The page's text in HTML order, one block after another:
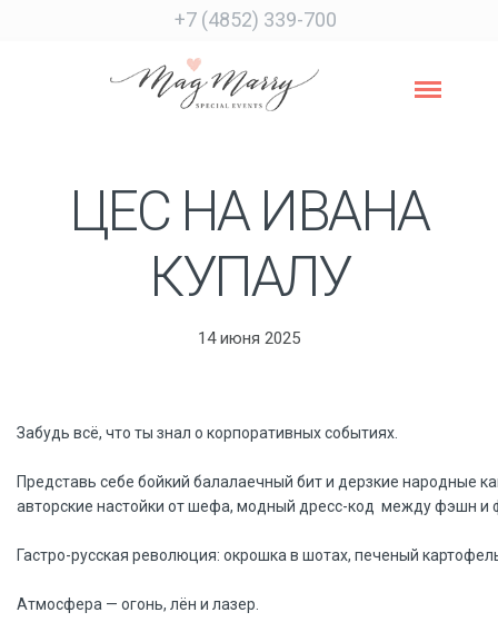
+7 (4852) 339-700
ЦЕС НА ИВАНА
КУПАЛУ
14 июня 2025
Забудь всё, что ты знал о корпоративных событиях.
Представь себе бойкий балалаечный бит и дерзкие народные
авторские настойки от шефа, модный дресс-код  между фэшн и
Гастро-русская революция: окрошка в шотах, печеный
Атмосфера — огонь, лён и лазер.